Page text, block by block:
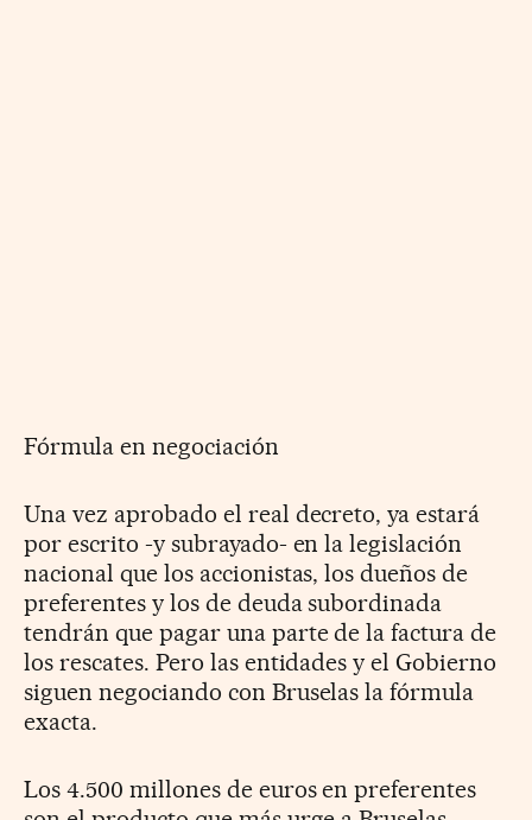
Fórmula en negociación
Una vez aprobado el real decreto, ya estará
por escrito -y subrayado- en la legislación
nacional que los accionistas, los dueños de
preferentes y los de deuda subordinada
tendrán que pagar una parte de la factura de
los rescates. Pero las entidades y el Gobierno
siguen negociando con Bruselas la fórmula
exacta.
Los 4.500 millones de euros en preferentes